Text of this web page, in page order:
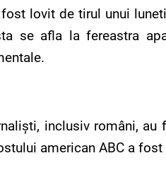
fost lovit de tirul unui
se afla la fereastra
inclusiv români,
american ABC a